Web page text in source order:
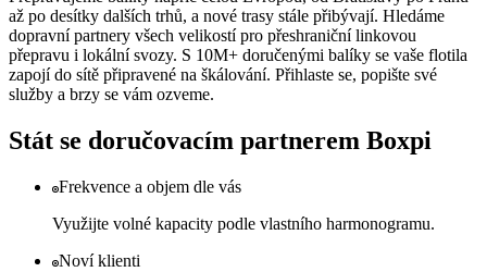
až po desítky dalších trhů, a nové trasy stále přibývají. Hledáme
dopravní partnery všech velikostí pro přeshraniční linkovou
přepravu i lokální svozy. S 10M+ doručenými balíky se vaše flotila
zapojí do sítě připravené na škálování. Přihlaste se, popište své
služby a brzy se vám ozveme.
Stát se doručovacím partnerem Boxpi
Frekvence a objem dle vás
Využijte volné kapacity podle vlastního harmonogramu.
Noví klienti